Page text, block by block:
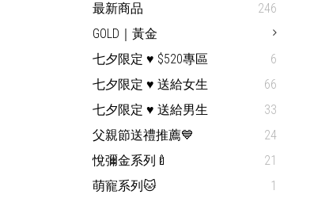
最新商品
246
GOLD｜黃金
七夕限定 ♥ $520專區
6
七夕限定 ♥ 送給女生
66
七夕限定 ♥ 送給男生
33
父親節送禮推薦💙
24
悅彌金系列🍼
21
萌寵系列🐱
1